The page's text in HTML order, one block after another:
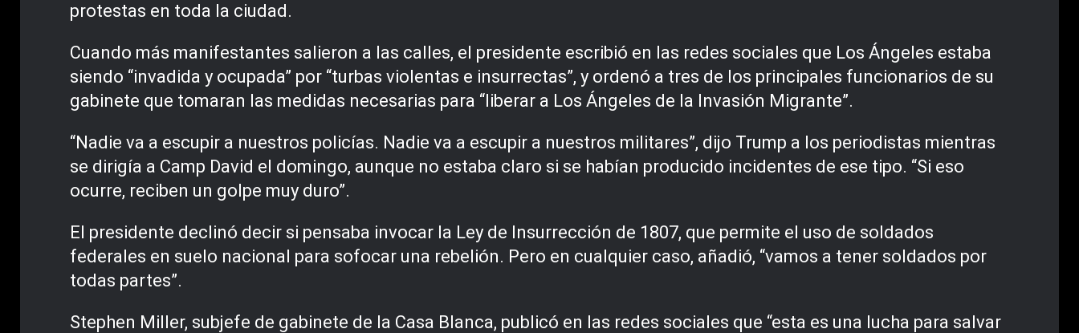
protestas en toda la ciudad.
Cuando más manifestantes salieron a las calles, el presidente escribió en las redes sociales que Los Ángeles estaba
siendo “invadida y ocupada” por “turbas violentas e insurrectas”, y ordenó a tres de los principales funcionarios de su
gabinete que tomaran las medidas necesarias para “liberar a Los Ángeles de la Invasión Migrante”.
“Nadie va a escupir a nuestros policías. Nadie va a escupir a nuestros militares”, dijo Trump a los periodistas mientras
se dirigía a Camp David el domingo, aunque no estaba claro si se habían producido incidentes de ese tipo. “Si eso
ocurre, reciben un golpe muy duro”.
El presidente declinó decir si pensaba invocar la Ley de Insurrección de 1807, que permite el uso de soldados
federales en suelo nacional para sofocar una rebelión. Pero en cualquier caso, añadió, “vamos a tener soldados por
todas partes”.
Stephen Miller, subjefe de gabinete de la Casa Blanca, publicó en las redes sociales que “esta es una lucha para salvar